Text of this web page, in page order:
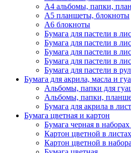
А4 альбомы, папки,
А5 планшеты, блокноты
А6 блокноты
Бумага для пастели в
Бумага для пастели в
Бумага для пастели в
Бумага для пастели в
Бумага для пастели в
Бумага для акрила, масла и
Альбомы, папки для
Альбомы, папки,
Бумага для акрила в
Бумага цветная и картон
Бумага черная в
Картон цветной в листах
Картон цветной в